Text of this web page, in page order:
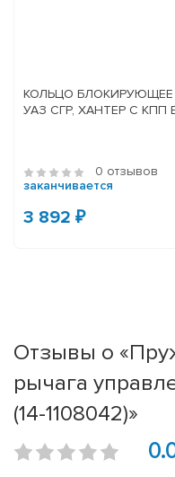
КОЛЬЦО
УАЗ СГР, ХАНТЕР С КПП
0 отзывов
заканчивается
3 892 ₽
Отзывы о
рычага
(14-1108042)»